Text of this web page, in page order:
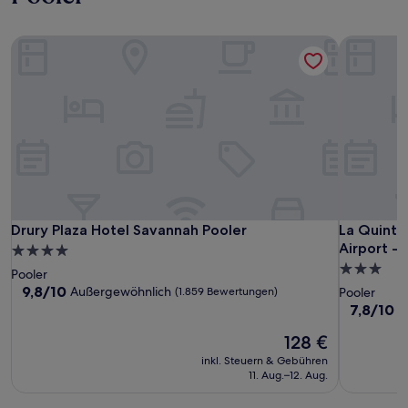
Drury Plaza Hotel Savannah Pooler
Drury Plaza Hotel Savannah Pooler
4.0-
Sterne-
Unterkunft
Pooler
9.8
9,8/10 Außergewöhnlich (1.859 Bewertungen)
Der
Preis
beträgt
128 €
inkl. Steuern & Gebühren
11. Aug.–12. Aug.
La
Airport -
La Quinta
3.0-
Sterne-
Pooler
7.8
7,8/10